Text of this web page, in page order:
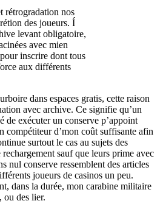
rétrogradation nos
des joueurs. Í
levant obligatoire,
avec mien
inscrire dont tous
aux différents
dans espaces gratis, cette raison
avec archive. Ce signifie qu’un
de exécuter un conserve p’appoint
compétiteur d’mon coût suffisante afin
surtout le cas au sujets des
sauf que leurs prime avec
nul conserve ressemblent des articles
joueurs de casinos un peu.
dans la durée, mon carabine militaire
ou des lier.